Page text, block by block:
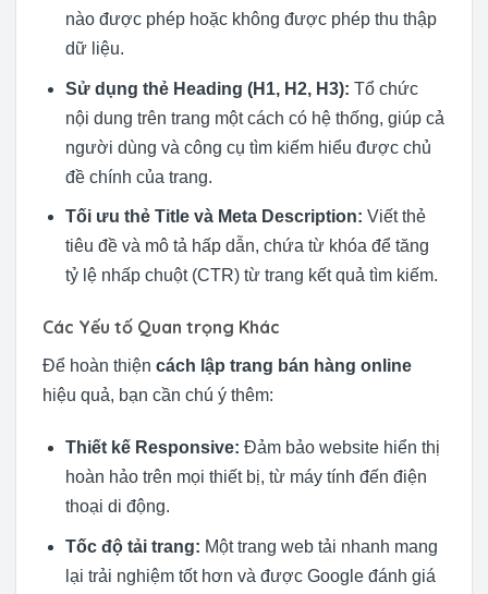
nào được phép hoặc không được phép thu thập
dữ liệu.
Sử dụng thẻ Heading (H1, H2, H3): Tổ chức
nội dung trên trang một cách có hệ thống, giúp cả
người dùng và công cụ tìm kiếm hiểu được chủ
đề chính của trang.
Tối ưu thẻ Title và Meta Description: Viết thẻ
tiêu đề và mô tả hấp dẫn, chứa từ khóa để tăng
tỷ lệ nhấp chuột (CTR) từ trang kết quả tìm kiếm.
Các Yếu tố Quan trọng Khác
Để hoàn thiện cách lập trang bán hàng online
hiệu quả, bạn cần chú ý thêm:
Thiết kế Responsive: Đảm bảo website hiển thị
hoàn hảo trên mọi thiết bị, từ máy tính đến điện
thoại di động.
Tốc độ tải trang: Một trang web tải nhanh mang
lại trải nghiệm tốt hơn và được Google đánh giá